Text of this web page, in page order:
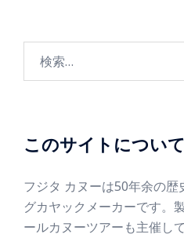
このサイトについて
フジタ カヌーは50年余の
グカヤックメーカーです。
ールカヌーツアーも主催して